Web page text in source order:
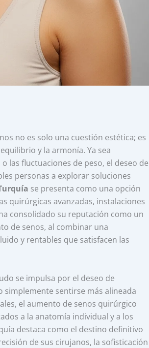
no es solo una cuestión estética; es
y la armonía. Ya sea
las fluctuaciones de peso, el deseo de
personas a explorar soluciones
se presenta como una opción
quirúrgicas avanzadas, instalaciones
consolidado su reputación como un
de senos, al combinar una
y rentables que satisfacen las
se impulsa por el deseo de
sentirse más alineada
el aumento de senos quirúrgico
a la anatomía individual y a los
destaca como el destino definitivo
de sus cirujanos, la sofisticación